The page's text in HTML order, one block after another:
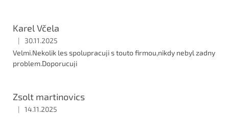
Karel Včela
Hodnocení obchodu je 5 z 5 hvězdiček.
|
30.11.2025
Velmi.Nekolik les spolupracuji s touto firmou,nikdy nebyl zadny
problem.Doporucuji
Zsolt martinovics
Hodnocení obchodu je 5 z 5 hvězdiček.
| 14.11.2025